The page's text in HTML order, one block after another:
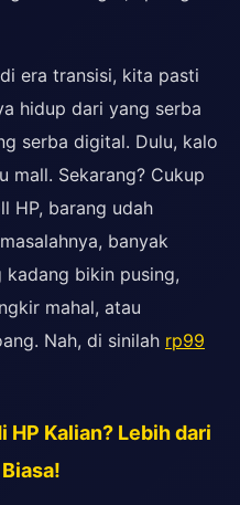
era transisi, kita pasti
hidup dari yang serba
serba digital. Dulu, kalo
mall. Sekarang? Cukup
HP, barang udah
banyak
bikin pusing,
mahal, atau
Nah, di sinilah rp99
HP Kalian? Lebih dari